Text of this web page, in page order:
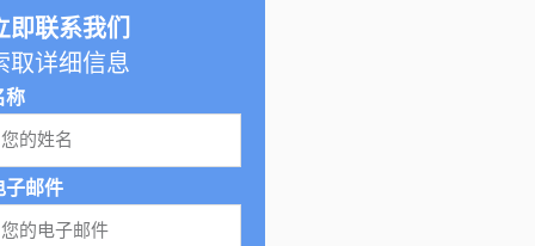
即联系我们
取详细信息
称
子邮件